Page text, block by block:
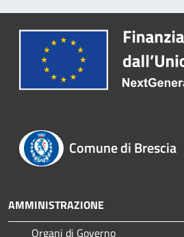
Comune di Brescia
AMMINISTRAZIONE
Organi di Governo